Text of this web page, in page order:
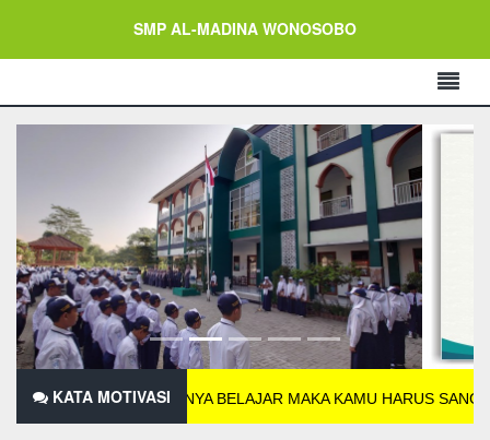
SMP AL-MADINA WONOSOBO
KATA MOTIVASI
LELAHNYA BELAJAR MAKA KAMU HARUS SANGGUP